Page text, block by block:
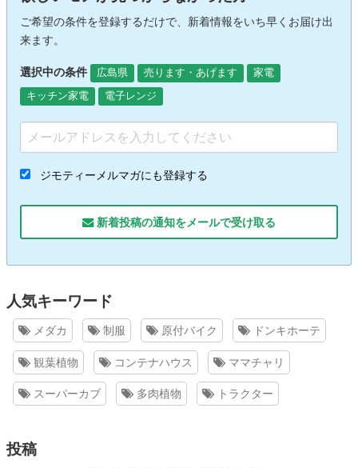
ご希望の条件を登録するだけで、新着情報をいち早くお届け出
来ます。
選択中の条件 広島県 売ります・あげます
家電
キッチン家電
電子レンジ
ジモティーメルマガにも登録する
新着投稿の通知をメールで受け取る
人気キーワード
メダカ 制服 原付バイク ドンキホーテ
観葉植物 コンテナハウス ママチャリ
スーパーカブ 多肉植物 トラクター
投稿